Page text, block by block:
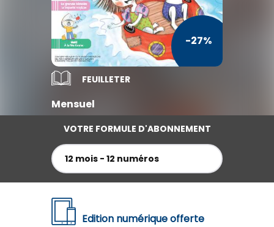
TV / Vie Pratique
Presse Professionnelle
Je l'éloigne des écrans
-27%
FEUILLETER
Mensuel
VOTRE FORMULE D'ABONNEMENT
12 mois - 12 numéros
Edition numérique offerte